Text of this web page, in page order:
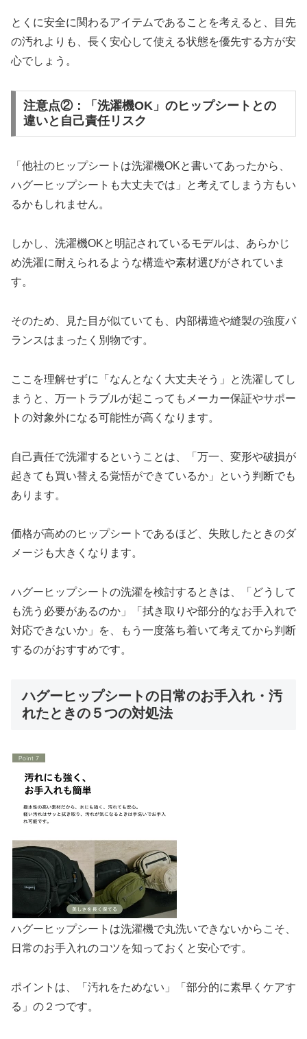
とくに安全に関わるアイテムであることを考えると、目先
の汚れよりも、長く安心して使える状態を優先する方が安
心でしょう。
注意点②：「洗濯機OK」のヒップシートとの
違いと自己責任リスク
「他社のヒップシートは洗濯機OKと書いてあったから、
ハグーヒップシートも大丈夫では」と考えてしまう方もい
るかもしれません。
しかし、洗濯機OKと明記されているモデルは、あらかじ
め洗濯に耐えられるような構造や素材選びがされていま
す。
そのため、見た目が似ていても、内部構造や縫製の強度バ
ランスはまったく別物です。
ここを理解せずに「なんとなく大丈夫そう」と洗濯してし
まうと、万一トラブルが起こってもメーカー保証やサポー
トの対象外になる可能性が高くなります。
自己責任で洗濯するということは、「万一、変形や破損が
起きても買い替える覚悟ができているか」という判断でも
あります。
価格が高めのヒップシートであるほど、失敗したときのダ
メージも大きくなります。
ハグーヒップシートの洗濯を検討するときは、「どうして
も洗う必要があるのか」「拭き取りや部分的なお手入れで
対応できないか」を、もう一度落ち着いて考えてから判断
するのがおすすめです。
ハグーヒップシートの日常のお手入れ・汚
れたときの５つの対処法
ハグーヒップシートは洗濯機で丸洗いできないからこそ、
日常のお手入れのコツを知っておくと安心です。
ポイントは、「汚れをためない」「部分的に素早くケアす
る」の２つです。